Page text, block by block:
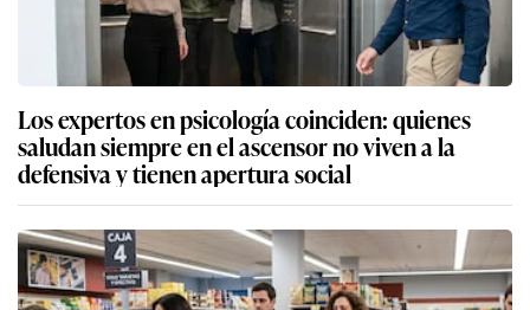
Los expertos en psicología coinciden: quienes
saludan siempre en el ascensor no viven a la
defensiva y tienen apertura social